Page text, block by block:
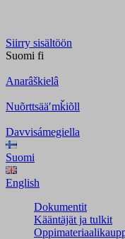
Siirry sisältöön
Suomi fi
Anarâškielâ
Nuõrttsääʹmǩiõll
Davvisámegiella
Suomi
English
Dokumentit
Kääntäjät ja tulkit